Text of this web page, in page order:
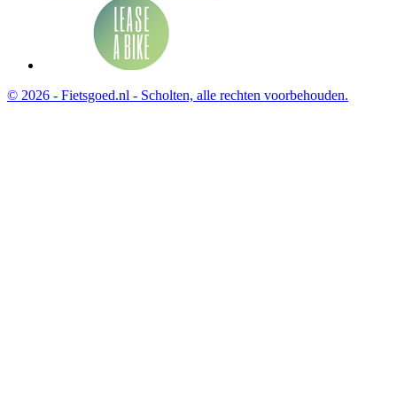
© 2026 - Fietsgoed.nl - Scholten, alle rechten voorbehouden.